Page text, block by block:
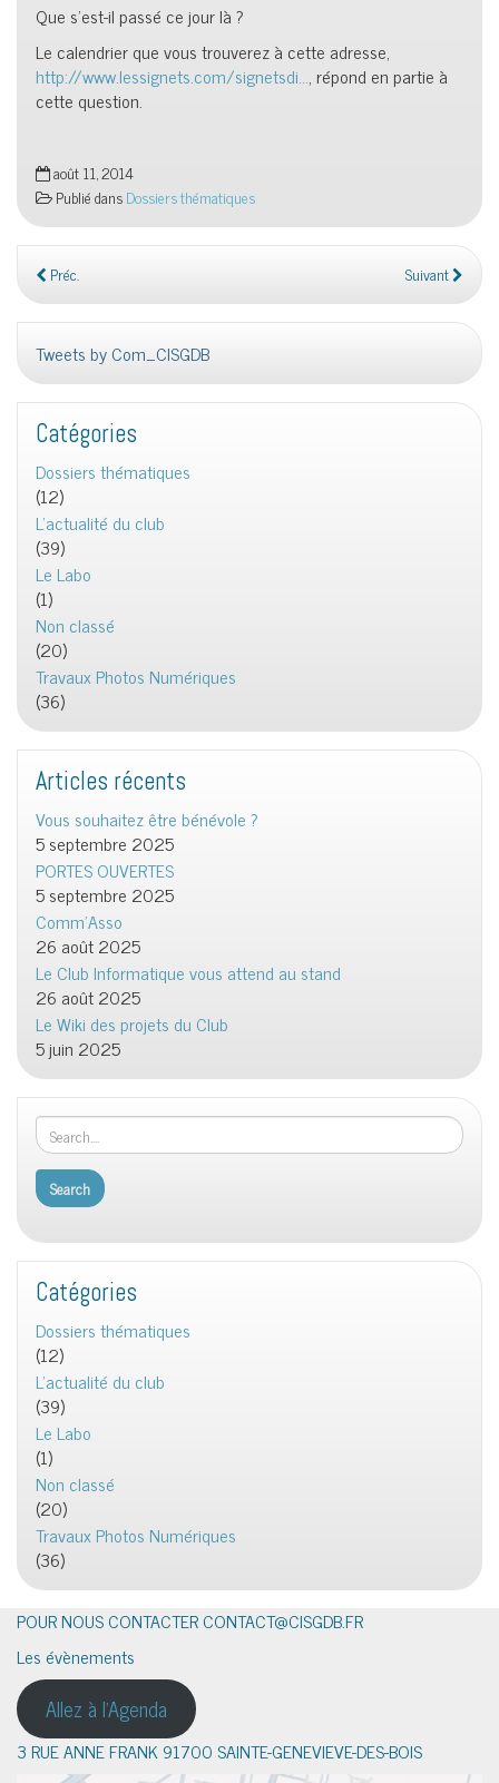
Que s’est-il passé ce jour là ?
Le calendrier que vous trouverez à cette adresse,
http://www.lessignets.com/signetsdi…, répond en partie à
cette question.
août 11, 2014
Publié dansDossiers thématiques
Préc. Suivant
Tweets by Com_CISGDB
Catégories
Dossiers thématiques
(12)
L'actualité du club
(39)
Le Labo
(1)
Non classé
(20)
Travaux Photos Numériques
(36)
Articles récents
Vous souhaitez être bénévole ?
5 septembre 2025
PORTES OUVERTES
5 septembre 2025
Comm’Asso
26 août 2025
Le Club Informatique vous attend au stand
26 août 2025
Le Wiki des projets du Club
5 juin 2025
Catégories
Dossiers thématiques
(12)
L'actualité du club
(39)
Le Labo
(1)
Non classé
(20)
Travaux Photos Numériques
(36)
POUR NOUS CONTACTER CONTACT@CISGDB.FR
Les évènements
Allez à l'Agenda
3 RUE ANNE FRANK 91700 SAINTE-GENEVIEVE-DES-BOIS